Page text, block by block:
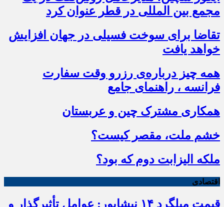
مجمع بین المللی در قطر عنوان کرد
تقاضا برای سوخت فسیلی در جهان افزایش
خواهد یافت
همه چیز درباره‌ی رزرو وقت سفارت
فرانسه ، راهنمای جامع
همکاری مشترک چین و عربستان
خشم ملت، مقصر کیست؟
ملکه الیزابت دوم که بود؟
اقتصادی
قیمت میلگرد ۱۴ نیشابور: عوامل تأثیرگذار و